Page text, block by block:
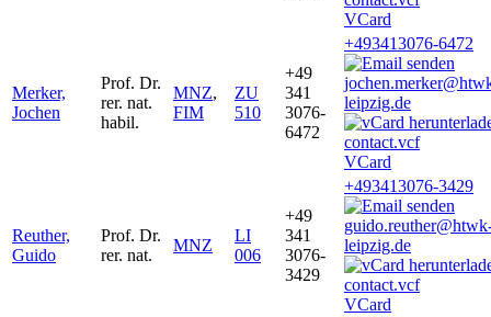
VCard
Merker,
Jochen
Prof. Dr.
rer. nat.
habil.
MNZ,
FIM
ZU
510
+49
341
3076-
6472
+493413076-6472
leipzig.de
VCard
Reuther,
Guido
Prof. Dr.
rer. nat.
MNZ
LI
006
+49
341
3076-
3429
+493413076-3429
leipzig.de
VCard